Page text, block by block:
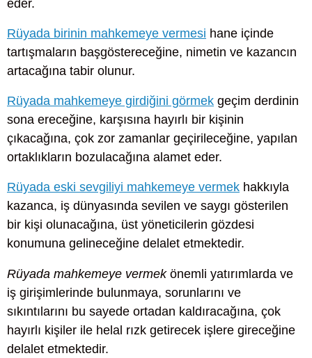
eder.
Rüyada birinin mahkemeye vermesi hane içinde
tartışmaların başgöstereceğine, nimetin ve kazancın
artacağına tabir olunur.
Rüyada mahkemeye girdiğini görmek geçim derdinin
sona ereceğine, karşısına hayırlı bir kişinin
çıkacağına, çok zor zamanlar geçirileceğine, yapılan
ortaklıkların bozulacağına alamet eder.
Rüyada eski sevgiliyi mahkemeye vermek hakkıyla
kazanca, iş dünyasında sevilen ve saygı gösterilen
bir kişi olunacağına, üst yöneticilerin gözdesi
konumuna gelineceğine delalet etmektedir.
Rüyada mahkemeye vermekönemli yatırımlarda ve
iş girişimlerinde bulunmaya, sorunlarını ve
sıkıntılarını bu sayede ortadan kaldıracağına, çok
hayırlı kişiler ile helal rızk getirecek işlere gireceğine
delalet etmektedir.